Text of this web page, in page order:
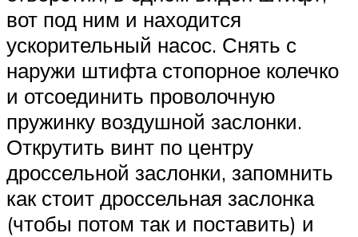
вот под ним и находится
ускорительный насос. Снять с
наружи штифта стопорное колечко
и отсоединить проволочную
пружинку воздушной заслонки.
Открутить винт по центру
дроссельной заслонки, запомнить
как стоит дроссельная заслонка
(чтобы потом так и поставить) и